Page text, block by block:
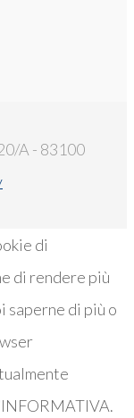
A - 83100
di
di rendere più
saperne di più o